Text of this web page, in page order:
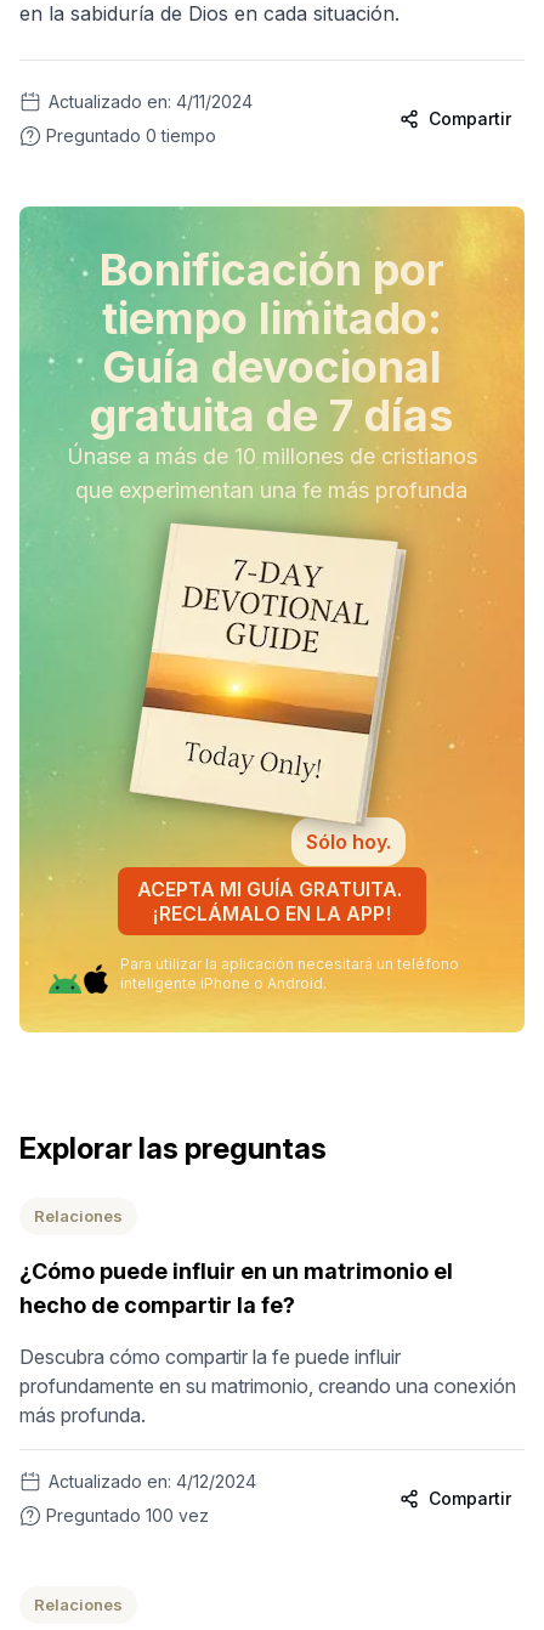
en la sabiduría de Dios en cada situación.
Actualizado en: 4/11/2024
Preguntado 0 tiempo
Compartir
Bonificación por
tiempo limitado:
Guía devocional
gratuita de 7 días
Únase a más de 10 millones de cristianos
que experimentan una fe más profunda
Sólo hoy.
ACEPTA MI GUÍA GRATUITA.
¡RECLÁMALO EN LA APP!
Para utilizar la aplicación necesitará un teléfono
inteligente iPhone o Android.
Explorar las preguntas
Relaciones
¿Cómo puede influir en un matrimonio el
hecho de compartir la fe?
Descubra cómo compartir la fe puede influir
profundamente en su matrimonio, creando una conexión
más profunda.
Actualizado en: 4/12/2024
Preguntado 100 vez
Compartir
Relaciones